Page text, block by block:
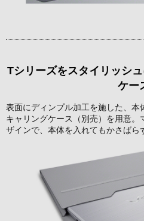
Tシリーズをスタイリッシ
ケー
表面にディンプル加工を施した、本
キャリングケース（別売）を用意
ザインで、本体を入れてもかさばら